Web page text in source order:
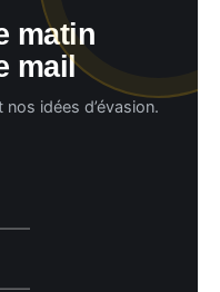
matin
mail
nos idées d’évasion.